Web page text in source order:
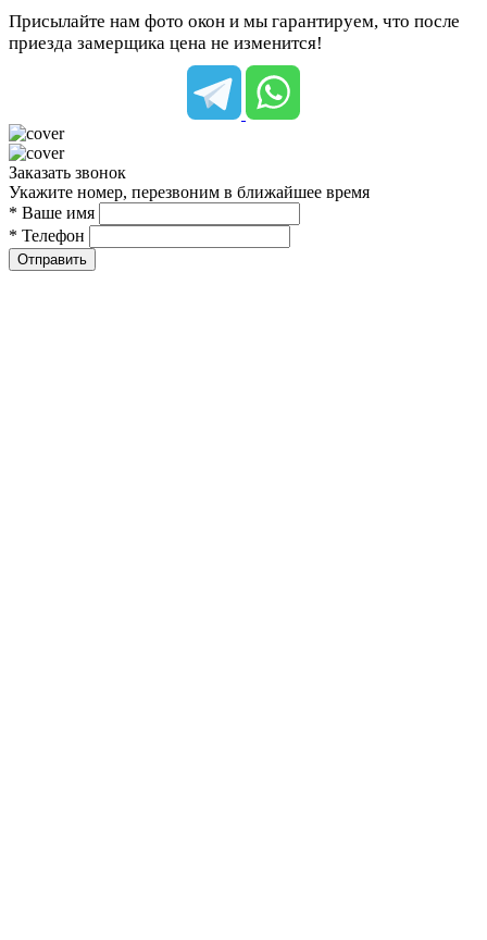
Присылайте нам фото окон и мы гарантируем, что после
приезда замерщика цена не изменится!
Заказать звонок
Укажите номер, перезвоним в ближайшее время
* Ваше имя
* Телефон
Отправить